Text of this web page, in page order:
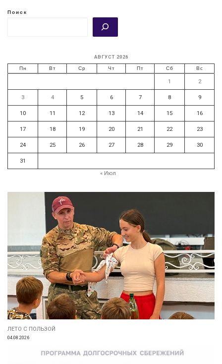
Поиск
АВГУСТ 2026
Пн Вт Ср Чт Пт Сб Вс
1 2
3 4 5 6 7 8 9
10 11 12 13 14 15 16
17 18 19 20 21 22 23
24 25 26 27 28 29 30
31
« Июл
ЛЕТО С ПОЛЬЗОЙ
04.08.2026